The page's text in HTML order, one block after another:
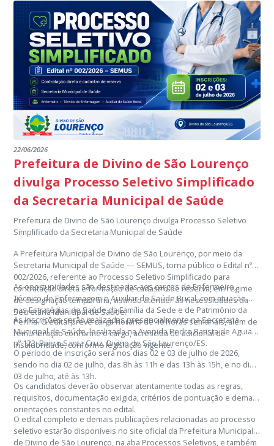
22/06/2026
Prefeitura de Divino de São Lourenço
divulga Processo Seletivo Simplificado
da Secretaria Municipal de Saúde
Prefeitura de Divino de São Lourenço divulga Processo Seletivo
Simplificado da Secretaria Municipal de Saúde
A Prefeitura Municipal de Divino de São Lourenço, por meio da
Secretaria Municipal de Saúde — SEMUS, torna público o Edital nº
002/2026, referente ao Processo Seletivo Simplificado para
contratação direta e formação de cadastro de reserva, em regime
de designação temporária, visando atender às necessidades da
Secretaria Municipal de Saúde.
As oportunidades são destinadas aos cargos de Enfermeiro,
Técnico de Enfermagem e Auxiliar de Saúde Bucal, com atuação
nas Estratégias de Saúde da Família da Sede e de Patrimônio da
Penha. O edital prevê carga horária de 40 horas semanais, além de
remuneração conforme o cargo, acrescida de adicional de
insalubridade, conforme legislação vigente.
As inscrições serão realizadas presencialmente na Secretaria
Municipal de Saúde, localizada na Avenida Pedro Batista de Aguiar,
nº 123, Bairro Santa Cruz, Divino de São Lourenço/ES.
O período de inscrição será nos dias 02 e 03 de julho de 2026,
sendo no dia 02 de julho, das 8h às 11h e das 13h às 15h, e no dia
03 de julho, até às 13h.
Os candidatos deverão observar atentamente todas as regras,
requisitos, documentação exigida, critérios de pontuação e demais
orientações constantes no edital.
O edital completo e demais publicações relacionadas ao processo
seletivo estarão disponíveis no site oficial da Prefeitura Municipal
de Divino de São Lourenço, na aba Processos Seletivos, e também